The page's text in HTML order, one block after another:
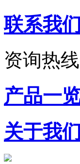
联系我
资询热
产品一
关于我